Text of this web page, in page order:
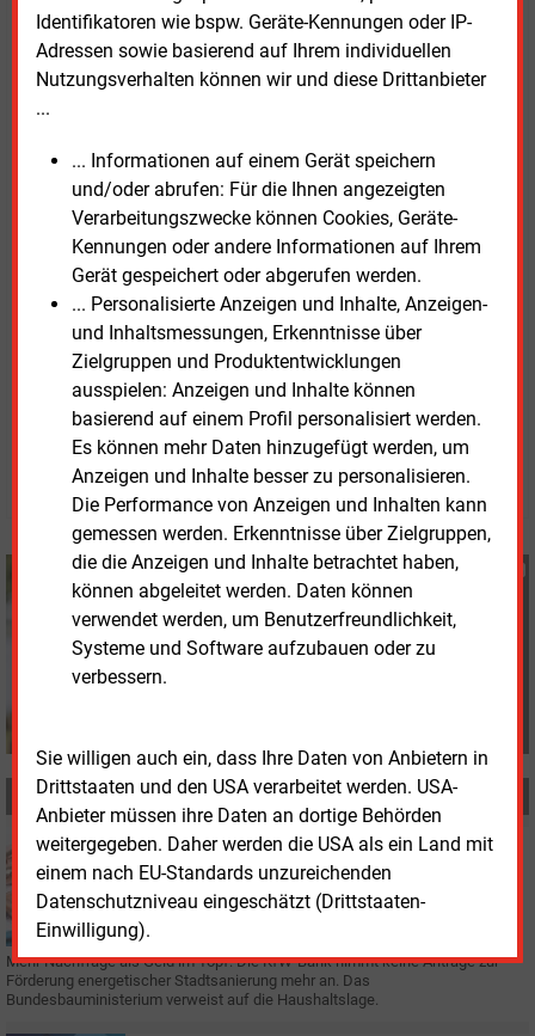
Identifikatoren wie bspw. Geräte-Kennungen oder IP-
Adressen sowie basierend auf Ihrem individuellen
Nutzungsverhalten können wir und diese Drittanbieter
...
... Informationen auf einem Gerät speichern
und/oder abrufen: Für die Ihnen angezeigten
Verarbeitungszwecke können Cookies, Geräte-
Kennungen oder andere Informationen auf Ihrem
Gerät gespeichert oder abgerufen werden.
... Personalisierte Anzeigen und Inhalte, Anzeigen-
und Inhaltsmessungen, Erkenntnisse über
Zielgruppen und Produktentwicklungen
ausspielen: Anzeigen und Inhalte können
basierend auf einem Profil personalisiert werden.
Es können mehr Daten hinzugefügt werden, um
Anzeigen und Inhalte besser zu personalisieren.
Die Performance von Anzeigen und Inhalten kann
gemessen werden. Erkenntnisse über Zielgruppen,
die die Anzeigen und Inhalte betrachtet haben,
können abgeleitet werden. Daten können
verwendet werden, um Benutzerfreundlichkeit,
Systeme und Software aufzubauen oder zu
verbessern.
Sie willigen auch ein, dass Ihre Daten von Anbietern in
Drittstaaten und den USA verarbeitet werden. USA-
Anbieter müssen ihre Daten an dortige Behörden
weitergegeben. Daher werden die USA als ein Land mit
einem nach EU-Standards unzureichenden
Datenschutzniveau eingeschätzt (Drittstaaten-
Einwilligung).
und wo dezentrale Heizsysteme wirtschaftlicher sind.
Dieter Sell, Geschäftsführer der Thega, erklärte, mit
den bislang verfügbaren Informationen sei die
Liefermengen neuer Wärmenetze oft schwierig
gewesen. Das Wärmekataster schließe diese Lücke
und schaffe eine belastbare Grundlage für die
Kommunale Wärmeplanung.
DasThüringer Wärmekatastersteht auf der
Internetsetie der Thega bereit.
Montag, 18.05.2026, 10:57 Uhr
Susanne Harmsen
© 2026 Energie & Management GmbH
Susanne Harmsen
+49 (0) 151 28207503
s.harmsen@energie-
und-management.de
MEHR ZUM THEMA
Mittwoch, 3.06.2026, 15:38
FINANZIERUNG
Fördertopf für energetische Stadtsanierung leer
Mehr Nachfrage als Geld im Topf: Die KfW-Bank nimmt keine Anträge zur
Förderung energetischer Stadtsanierung mehr an. Das
Bundesbauministerium verweist auf die Haushaltslage.